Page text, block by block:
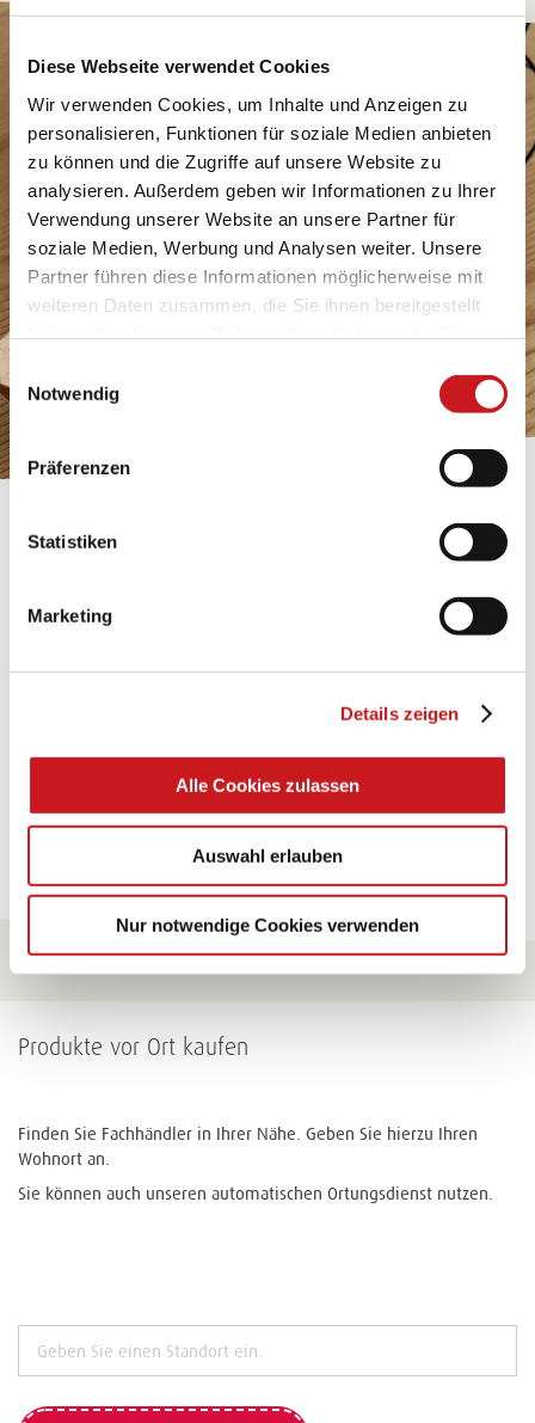
Diese Webseite verwendet Cookies
Wir verwenden Cookies, um Inhalte und Anzeigen zu
personalisieren, Funktionen für soziale Medien anbieten
zu können und die Zugriffe auf unsere Website zu
analysieren. Außerdem geben wir Informationen zu Ihrer
Verwendung unserer Website an unsere Partner für
soziale Medien, Werbung und Analysen weiter. Unsere
Partner führen diese Informationen möglicherweise mit
weiteren Daten zusammen, die Sie ihnen bereitgestellt
Datenschutzhinweisen
mehr darüber, wer wir sind, wie
personenbezogene Daten verarbeiten. Hier geht’s zum
Impressum.
Notwendig
Präferenzen
Statistiken
Marketing
Details zeigen
Alle Cookies zulassen
Auswahl erlauben
Nur notwendige Cookies verwenden
Glänzende Ideen mit wasserfestem Papier. Perfekt zu
Zu allen Tipps
Produkte vor Ort kaufen
Finden Sie Fachhändler in Ihrer Nähe. Geben Sie hierzu Ihren
Wohnort an.
Sie können auch unseren automatischen Ortungsdienst nutzen.